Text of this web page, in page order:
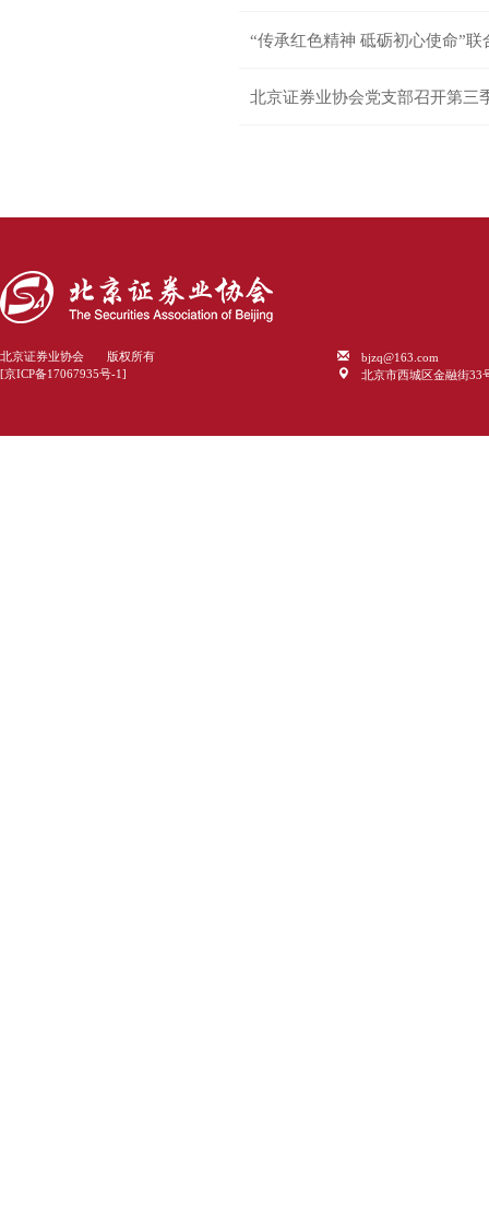
“传承红色精神 砥砺初心使命”联
北京证券业协会 版权所有
[京ICP备17067935号-1]
bjzq@163.com
北京市西城区金融街33